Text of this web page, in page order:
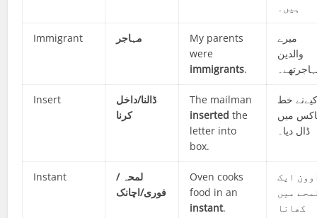
ہیں۔
Immigrant مہاجر
My parents
were
immigrants.
میرے
والدین
Insert
ڈالنا/داخل
کرنا
The mailman
inserted the
letter into
box.
خط
میں
ڈال دیا۔
Instant
لمحہ /
فوری/اچانک
Oven cooks
food in an
instant.
ایک
میں
کھانا